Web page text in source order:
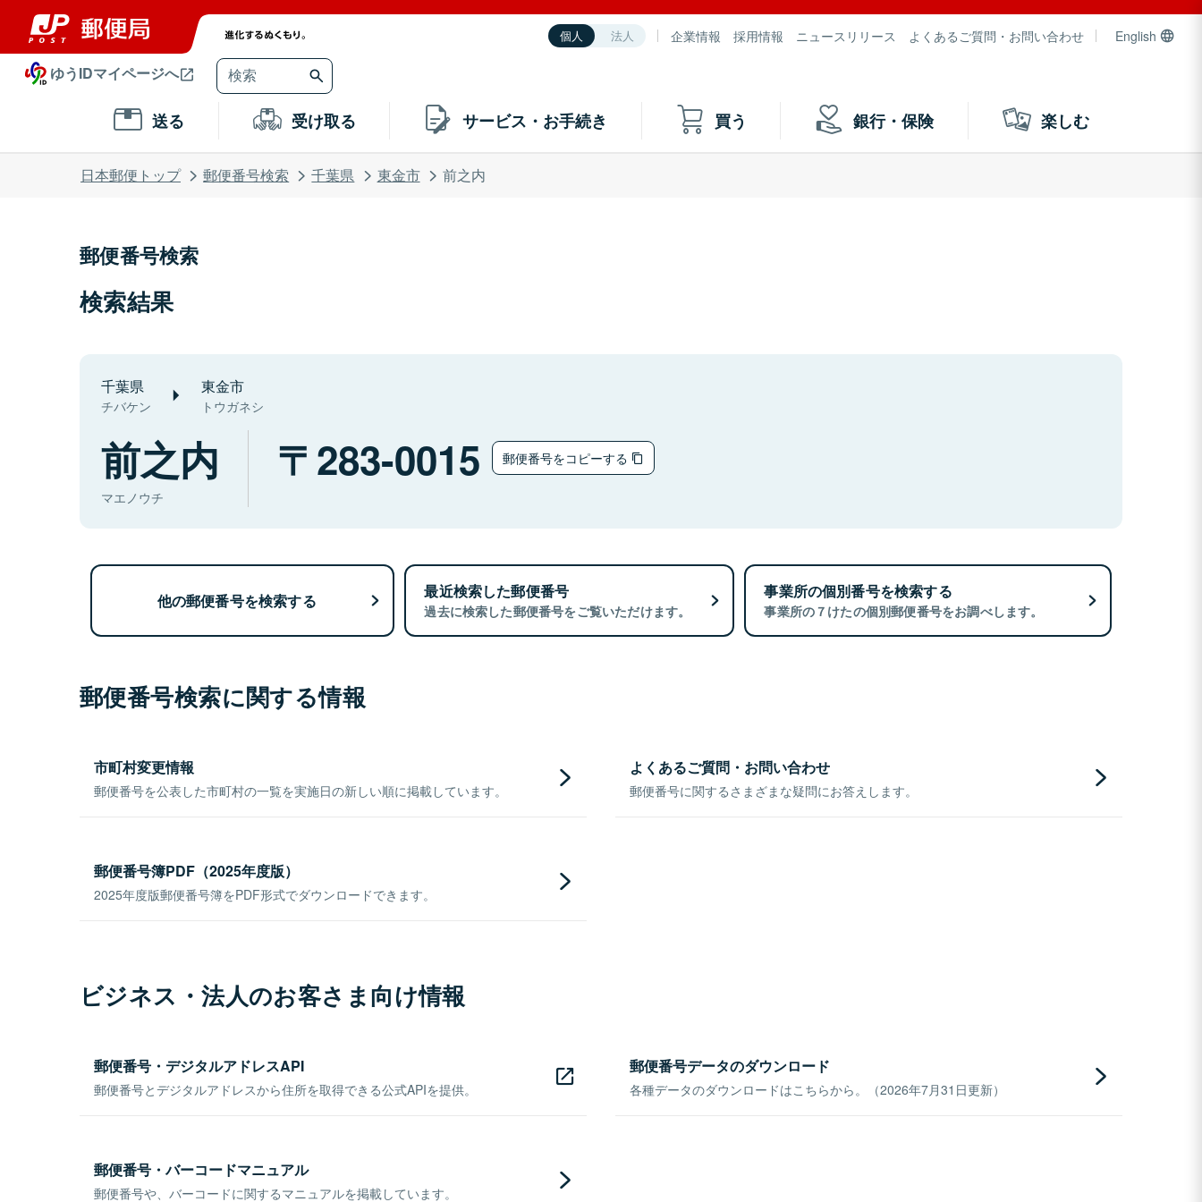
個人 法人 企業情報 採用情報 ニュースリリース よくあるご質問・お問い合わせ English
ゆうIDマイページへ
送る 受け取る サービス・お手続き 買う 銀行・保険 楽しむ
日本郵便トップ 郵便番号検索 千葉県 東金市 前之内
郵便番号検索
検索結果
千葉県
チバケン
東金市
トウガネシ
前之内
マエノウチ
283-0015 郵便番号をコピーする
他の郵便番号を検索する 最近検索した郵便番号
過去に検索した郵便番号をご覧いただけます。
事業所の個別番号を検索する
事業所の７けたの個別郵便番号をお調べします。
郵便番号検索に関する情報
市町村変更情報
郵便番号を公表した市町村の一覧を実施日の新しい順に掲載しています。
よくあるご質問・お問い合わせ
郵便番号に関するさまざまな疑問にお答えします。
郵便番号簿PDF（2025年度版）
2025年度版郵便番号簿をPDF形式でダウンロードできます。
ビジネス・法人のお客さま向け情報
郵便番号・デジタルアドレスAPI
郵便番号とデジタルアドレスから住所を取得できる公式APIを提供。
郵便番号データのダウンロード
各種データのダウンロードはこちらから。（2026年7月31日更新）
郵便番号・バーコードマニュアル
郵便番号や、バーコードに関するマニュアルを掲載しています。